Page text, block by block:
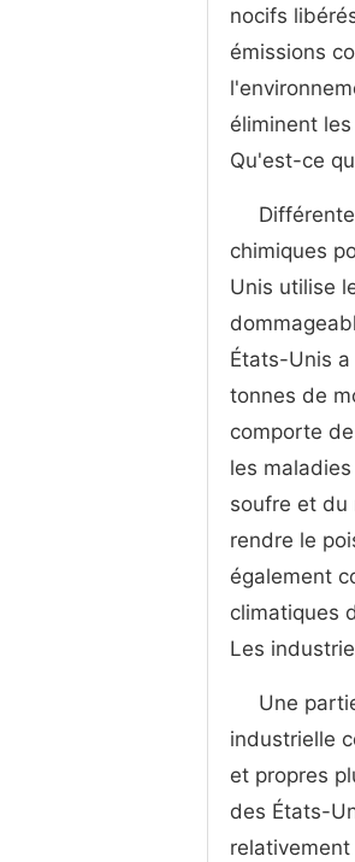
nocifs
émissions
éliminent
Qu'est-ce
chimiques
Unis utilise
États-Unis
tonnes de
comporte
les
soufre et du
rendre le
également
climatiques
Les
Une
industrielle
et propres
des États-